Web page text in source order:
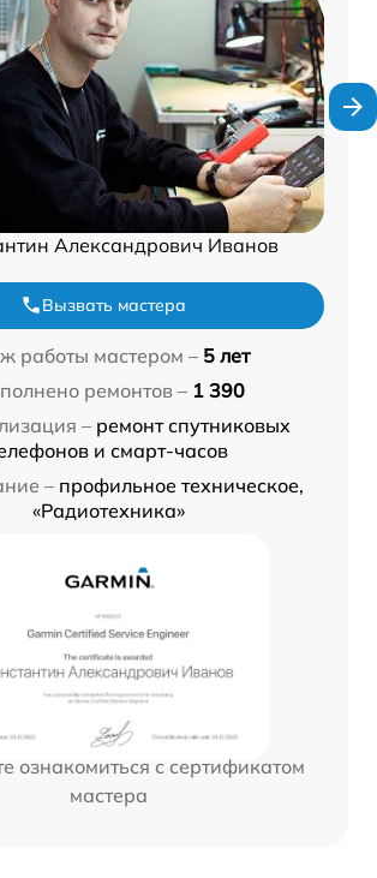
Александрович Иванов
Вызвать мастера
работы мастером – 5 лет
ремонтов – 1 390
– ремонт спутниковых
и смарт-часов
– профильное техническое,
«Радиотехника»
ознакомиться с сертификатом
мастера